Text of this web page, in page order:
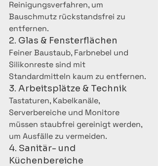
Reinigungsverfahren, um
Bauschmutz rückstandsfrei zu
entfernen.
2. Glas & Fensterflächen
Feiner Baustaub, Farbnebel und
Silikonreste sind mit
Standardmitteln kaum zu entfernen.
3. Arbeitsplätze & Technik
Tastaturen, Kabelkanäle,
Serverbereiche und Monitore
müssen staubfrei gereinigt werden,
um Ausfälle zu vermeiden.
4. Sanitär- und
Küchenbereiche